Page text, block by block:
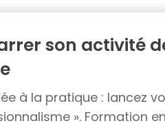
son activité
à la pratique : lancez
». Formation